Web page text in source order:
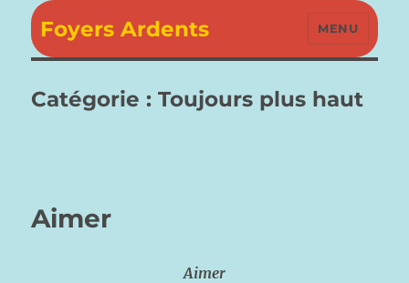
Foyers Ardents MENU
Catégorie :Toujours plus haut
Aimer
Aimer